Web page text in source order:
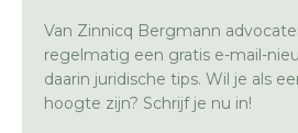
Van Zinnicq Bergmann
regelmatig een gratis e-mail-
daarin juridische tips. Wil je als
hoogte zijn? Schrijf je nu in!